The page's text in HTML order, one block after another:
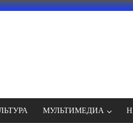
МУЛЬТИМЕДИА